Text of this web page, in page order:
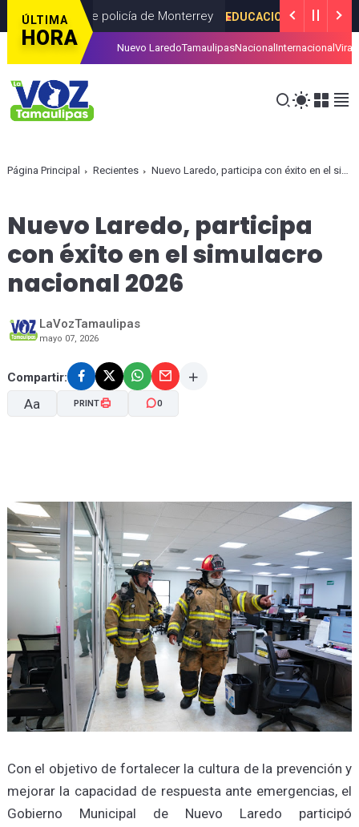
ÚLTIMA
HORA
de policía de Monterrey EDUCACIONAGOSTO 07, 2026
la Ley General en materia de feminicidio: Laura Itzel Castillo
Nuevo LaredoTamaulipasNacional Internacional Viral
Página Principal Recientes Nuevo Laredo, participa con éxito en el simulacro nacional 2026
Nuevo Laredo, participa
con éxito en el simulacro
nacional 2026
LaVozTamaulipas
mayo 07, 2026
Compartir:
Aa PRINT 0
Con el objetivo de fortalecer la cultura de la prevención y
mejorar la capacidad de respuesta ante emergencias, el
Gobierno Municipal de Nuevo Laredo participó